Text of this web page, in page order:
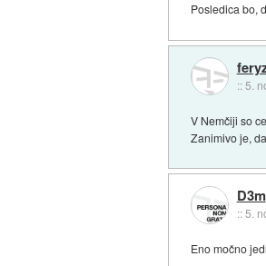
Posledica bo,
:: 5.
V Nemčiji so
Zanimivo je,
D3m
::5.
Eno močno